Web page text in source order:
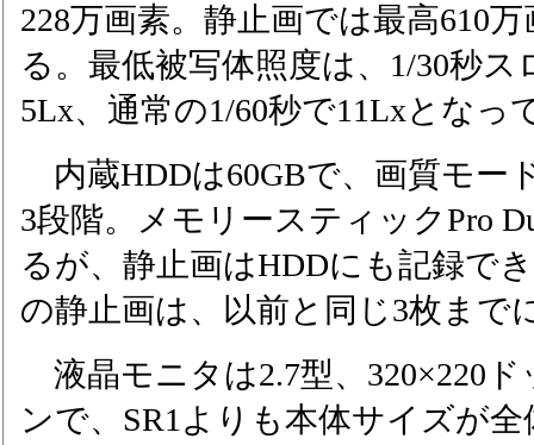
228万画素。静止画では最高610
る。最低被写体照度は、1/30秒
5Lx、通常の1/60秒で11Lxとなっ
内蔵HDDは60GBで、画質モー
3段階。メモリースティックPro
るが、静止画はHDDにも記録で
の静止画は、以前と同じ3枚まで
液晶モニタは2.7型、320×220
ンで、SR1よりも本体サイズが